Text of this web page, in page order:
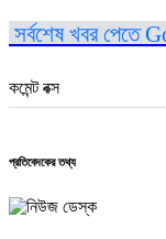
সর্বশেষ খবর
কমেন্ট বক্স
প্রতিবেদকের তথ্য